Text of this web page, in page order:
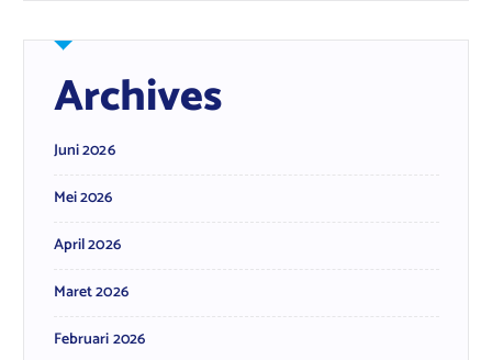
Archives
Juni 2026
Mei 2026
April 2026
Maret 2026
Februari 2026